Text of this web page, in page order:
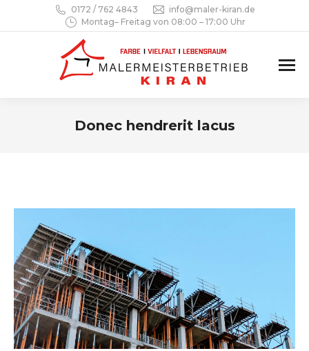
0172 / 762 4843
info@maler-kiran.de
Montag– Freitag von 08:00 – 17:00 Uhr
Donec hendrerit lacus